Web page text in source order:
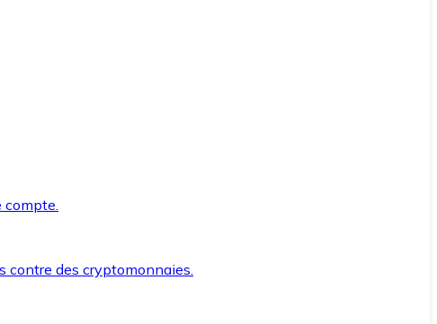
compte.
contre des cryptomonnaies.